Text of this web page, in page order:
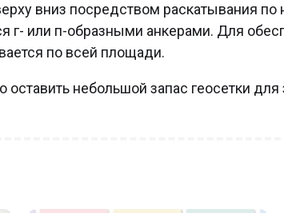
вниз посредством раскатывания по
г- или п-образными анкерами. Для
по всей площади.
оставить небольшой запас геосетки